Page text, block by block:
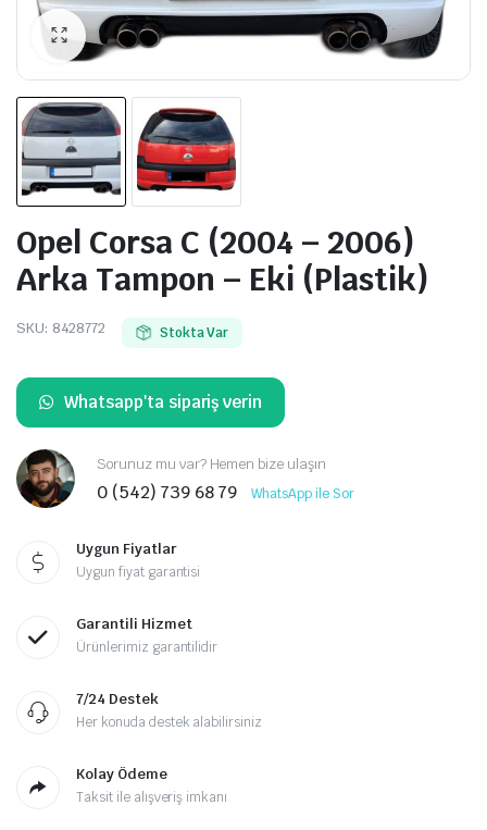
Opel Corsa C (2004 – 2006)
Arka Tampon – Eki (Plastik)
SKU: 8428772 Stokta Var
Whatsapp'ta sipariş verin
Sorunuz mu var? Hemen bize ulaşın
0 (542) 739 68 79 WhatsApp ile Sor
Uygun Fiyatlar
Uygun fiyat garantisi
Garantili Hizmet
Ürünlerimiz garantilidir
7/24 Destek
Her konuda destek alabilirsiniz
Kolay Ödeme
Taksit ile alışveriş imkanı